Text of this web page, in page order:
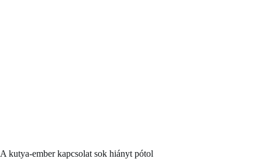
A kutya-ember kapcsolat sok hiányt pótol